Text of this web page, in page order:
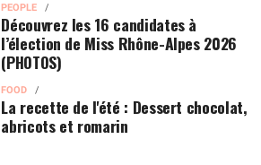
PEOPLE
Découvrez les 16 candidates à
l’élection de Miss Rhône-Alpes 2026
(PHOTOS)
FOOD
La recette de l'été : Dessert chocolat,
abricots et romarin